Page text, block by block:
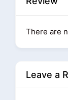
There are
Leave a